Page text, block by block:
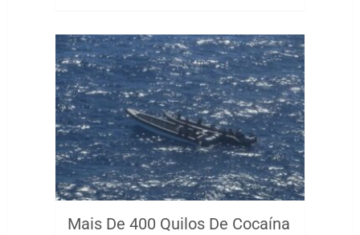
Mais De 400 Quilos De Cocaína